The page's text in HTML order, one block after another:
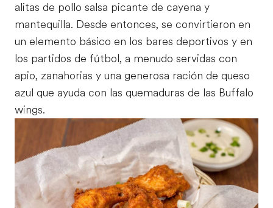
alitas de pollo salsa picante de cayena y
mantequilla. Desde entonces, se convirtieron en
un elemento básico en los bares deportivos y en
los partidos de fútbol, a menudo servidas con
apio, zanahorias y una generosa ración de queso
azul que ayuda con las quemaduras de las Buffalo
wings.